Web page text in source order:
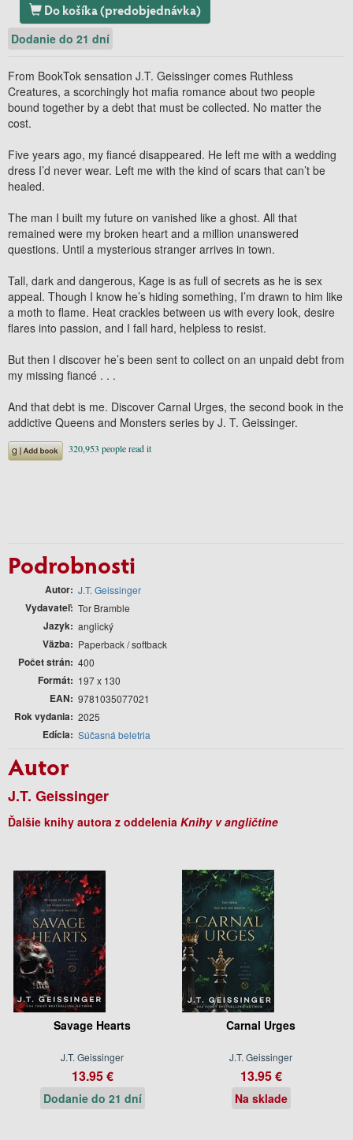
Do košíka (predobjednávka)
Dodanie do 21 dní
From BookTok sensation J.T. Geissinger comes Ruthless
Creatures, a scorchingly hot mafia romance about two people
bound together by a debt that must be collected. No matter the
cost.
Five years ago, my fiancé disappeared. He left me with a wedding
dress I’d never wear. Left me with the kind of scars that can’t be
healed.
The man I built my future on vanished like a ghost. All that
remained were my broken heart and a million unanswered
questions. Until a mysterious stranger arrives in town.
Tall, dark and dangerous, Kage is as full of secrets as he is sex
appeal. Though I know he’s hiding something, I’m drawn to him like
a moth to flame. Heat crackles between us with every look, desire
flares into passion, and I fall hard, helpless to resist.
But then I discover he’s been sent to collect on an unpaid debt from
my missing fiancé . . .
And that debt is me. Discover Carnal Urges, the second book in the
addictive Queens and Monsters series by J. T. Geissinger.
Podrobnosti
Autor J.T. Geissinger
Vydavateľ Tor Bramble
Jazyk anglický
Väzba Paperback / softback
Počet strán 400
Formát 197 x 130
EAN 9781035077021
Rok vydania 2025
Edícia Súčasná beletria
Autor
J.T. Geissinger
Ďalšie knihy autora z oddelenia Knihy v angličtine
Savage Hearts
J.T. Geissinger
13.95 €
Dodanie do 21 dní
Carnal Urges
J.T. Geissinger
13.95 €
Na sklade